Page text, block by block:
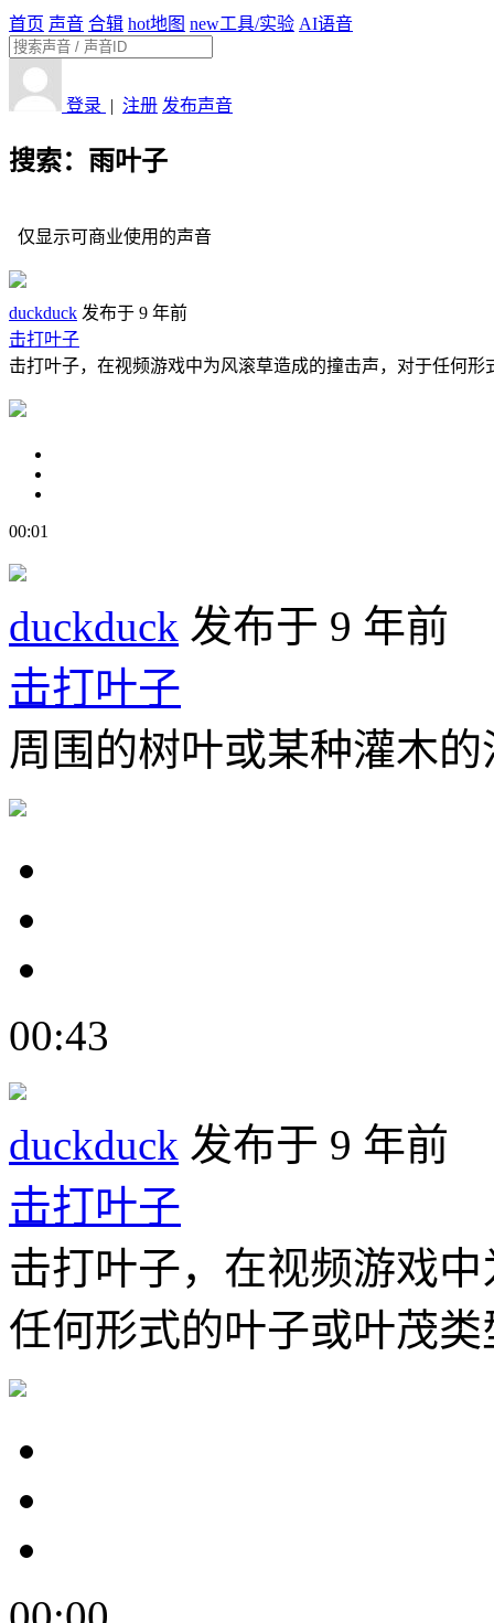
首页 声音 合辑 hot地图 new工具/实验 AI语音
登录 | 注册 发布声音
搜索：雨叶子
仅显示可商业使用的声音
duckduck 发布于 9 年前
击打叶子
击打叶子，在视频游戏中为风滚草造成的撞击声，对于任何
00:01
duckduck 发布于 9 年前
击打叶子
周围的树叶或某种灌木
00:43
duckduck 发布于 9 年前
击打叶子
击打叶子，在视频游戏
任何形式的叶子或叶茂